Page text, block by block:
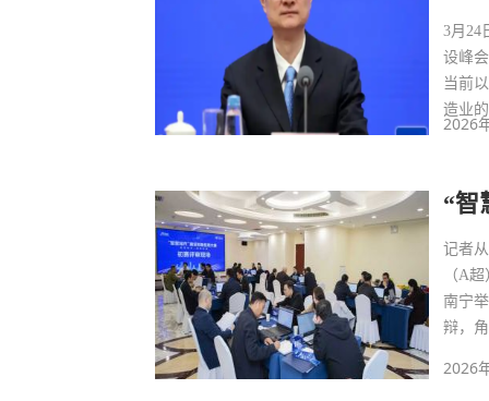
3月24
设峰
当前
造业
2026
“智
记者
（A
南宁
辩，
2026